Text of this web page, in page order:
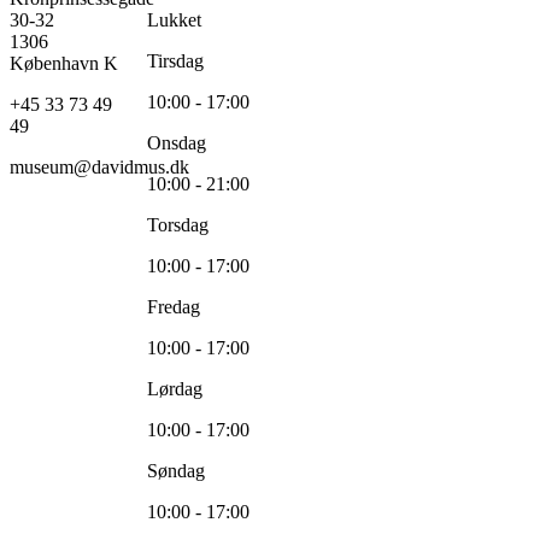
30-32
1306
København K
+45 33 73 49
49
museum@davidmus.dk
Lukket
Tirsdag
10:00 - 17:00
Onsdag
10:00 - 21:00
Torsdag
10:00 - 17:00
Fredag
10:00 - 17:00
Lørdag
10:00 - 17:00
Søndag
10:00 - 17:00